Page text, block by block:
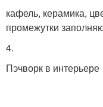
кафель, керамика,
промежутки
4.
Пэчворк в интерьере